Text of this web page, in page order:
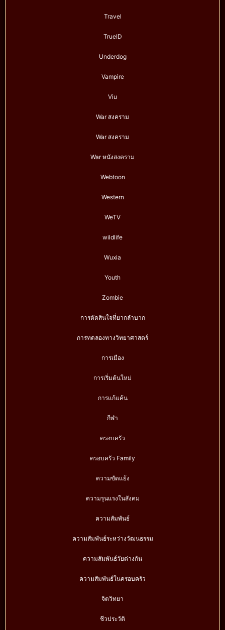
Travel
TrueID
Underdog
Vampire
Viu
War สงคราม
War สงคราม
War หนังสงคราม
Webtoon
Western
WeTV
wildlife
Wuxia
Youth
Zombie
การตัดสินใจที่ยากลำบาก
การทดลองทางวิทยาศาสตร์
การเมือง
การเริ่มต้นใหม่
การแก้แค้น
กีฬา
ครอบครัว
ครอบครัว Family
ความขัดแย้ง
ความรุนแรงในสังคม
ความสัมพันธ์
ความสัมพันธ์ระหว่างวัฒนธรรม
ความสัมพันธ์วัยต่างกัน
ความสัมพันธ์ในครอบครัว
จิตวิทยา
ชีวประวัติ